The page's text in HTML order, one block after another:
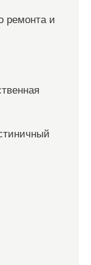
ремонта и